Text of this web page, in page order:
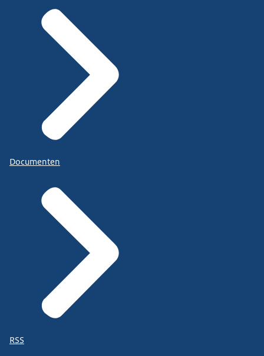
Documenten
RSS